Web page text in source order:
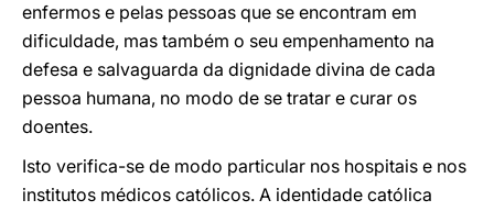
enfermos e pelas pessoas que se encontram em
dificuldade, mas também o seu empenhamento na
defesa e salvaguarda da dignidade divina de cada
pessoa humana, no modo de se tratar e curar os
doentes.
Isto verifica-se de modo particular nos hospitais e nos
institutos médicos católicos. A identidade católica